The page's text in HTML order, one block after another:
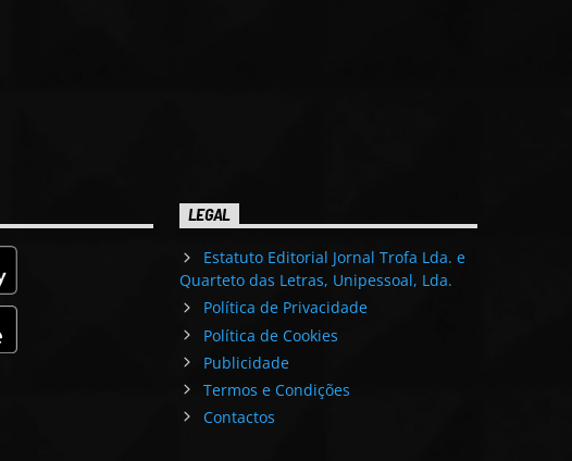
LEGAL
Estatuto Editorial Jornal Trofa Lda. e
Quarteto das Letras, Unipessoal, Lda.
Política de Privacidade
Política de Cookies
Publicidade
Termos e Condições
Contactos